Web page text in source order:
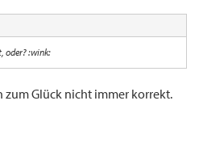
oder? :wink:
zum Glück nicht immer korrekt.